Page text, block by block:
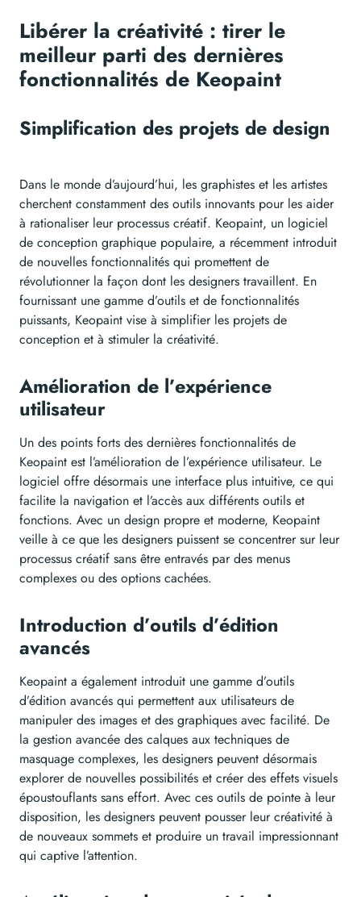
Libérer la créativité : tirer le
meilleur parti des dernières
fonctionnalités de Keopaint
Simplification des projets de design
Dans le monde d’aujourd’hui, les graphistes et les artistes
cherchent constamment des outils innovants pour les aider
à rationaliser leur processus créatif. Keopaint, un logiciel
de conception graphique populaire, a récemment introduit
de nouvelles fonctionnalités qui promettent de
révolutionner la façon dont les designers travaillent. En
fournissant une gamme d’outils et de fonctionnalités
puissants, Keopaint vise à simplifier les projets de
conception et à stimuler la créativité.
Amélioration de l’expérience
utilisateur
Un des points forts des dernières fonctionnalités de
Keopaint est l’amélioration de l’expérience utilisateur. Le
logiciel offre désormais une interface plus intuitive, ce qui
facilite la navigation et l’accès aux différents outils et
fonctions. Avec un design propre et moderne, Keopaint
veille à ce que les designers puissent se concentrer sur leur
processus créatif sans être entravés par des menus
complexes ou des options cachées.
Introduction d’outils d’édition
avancés
Keopaint a également introduit une gamme d’outils
d’édition avancés qui permettent aux utilisateurs de
manipuler des images et des graphiques avec facilité. De
la gestion avancée des calques aux techniques de
masquage complexes, les designers peuvent désormais
explorer de nouvelles possibilités et créer des effets visuels
époustouflants sans effort. Avec ces outils de pointe à leur
disposition, les designers peuvent pousser leur créativité à
de nouveaux sommets et produire un travail impressionnant
qui captive l’attention.